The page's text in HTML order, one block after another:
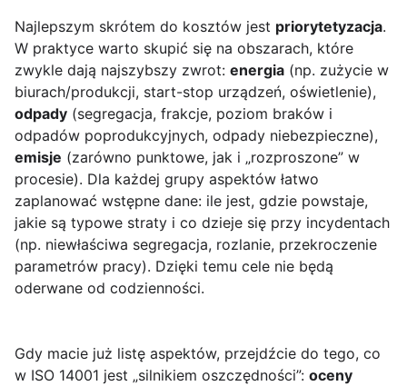
Najlepszym skrótem do kosztów jest priorytetyzacja.
W praktyce warto skupić się na obszarach, które
zwykle dają najszybszy zwrot: energia (np. zużycie w
biurach/produkcji, start-stop urządzeń, oświetlenie),
odpady (segregacja, frakcje, poziom braków i
odpadów poprodukcyjnych, odpady niebezpieczne),
emisje (zarówno punktowe, jak i „rozproszone” w
procesie). Dla każdej grupy aspektów łatwo
zaplanować wstępne dane: ile jest, gdzie powstaje,
jakie są typowe straty i co dzieje się przy incydentach
(np. niewłaściwa segregacja, rozlanie, przekroczenie
parametrów pracy). Dzięki temu cele nie będą
oderwane od codzienności.
Gdy macie już listę aspektów, przejdźcie do tego, co
w ISO 14001 jest „silnikiem oszczędności”: oceny